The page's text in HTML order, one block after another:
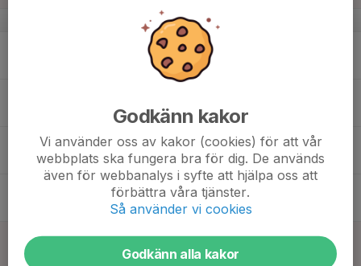
v.25
Solnahallen
17:30
19:00
Träning
Solnahallen
Fre
Godkänn kakor
Vi använder oss av kakor (cookies) för att vår
webbplats ska fungera bra för dig. De används
även för webbanalys i syfte att hjälpa oss att
förbättra våra tjänster.
Så använder vi cookies
Godkänn alla kakor